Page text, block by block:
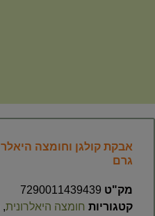
גרם
מק"ט 7290011439439
קטגוריות חומצה היאלרונית,